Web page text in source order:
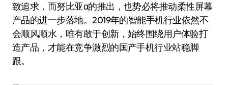
致追求，而努比亚α的推出，也势必将推动柔性屏幕
产品的进一步落地。2019年的智能手机行业依然不
会顺风顺水，唯有敢于创新，始终围绕用户体验打
造产品，才能在竞争激烈的国产手机行业站稳脚
跟。